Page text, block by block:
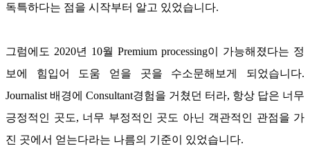
독특하다는 점을 시작부터 알고 있었습니다.
그럼에도 2020년 10월 Premium processing이 가능해졌다는 정
보에 힘입어 도움 얻을 곳을 수소문해보게 되었습니다.
Journalist 배경에 Consultant경험을 거쳤던 터라, 항상 답은 너무
긍정적인 곳도, 너무 부정적인 곳도 아닌 객관적인 관점을 가
진 곳에서 얻는다라는 나름의 기준이 있었습니다.